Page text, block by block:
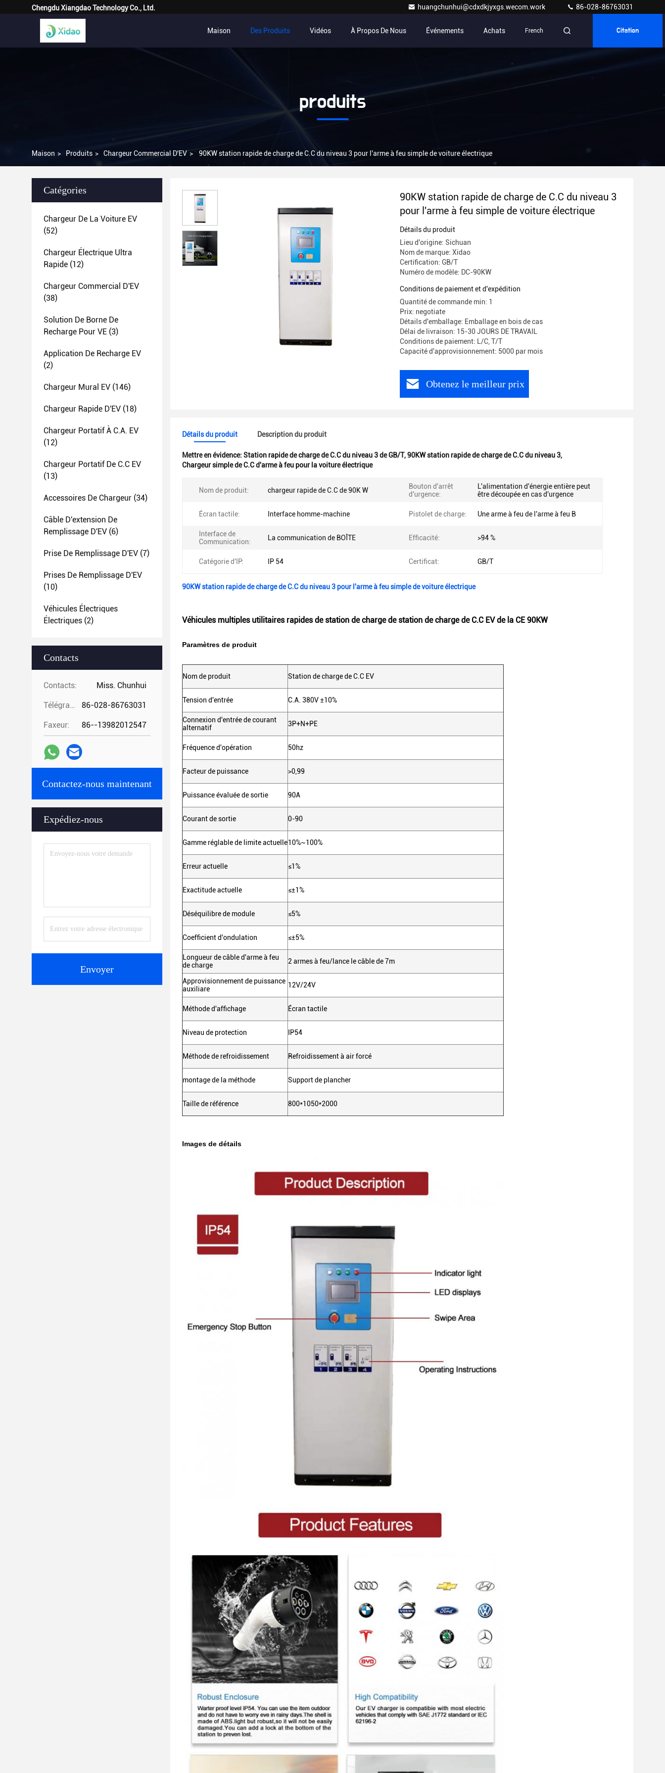
Chengdu Xiangdao Technology Co., Ltd. huangchunhui@cdxdkjyxgs.wecom.work 86-028-86763031
Maison Des Produits Vidéos À Propos De Nous Événements Achats French Citation
produits
Maison > Produits > Chargeur Commercial D'EV > 90KW station rapide de charge de C.C du niveau 3 pour l'arme à feu simple de voiture électrique
Catégories
Chargeur De La Voiture EV
(52)
Chargeur Électrique Ultra
Rapide (12)
Chargeur Commercial D'EV
(38)
Solution De Borne De
Recharge Pour VE (3)
Application De Recharge EV
(2)
Chargeur Mural EV (146)
Chargeur Rapide D'EV (18)
Chargeur Portatif À C.A. EV
(12)
Chargeur Portatif De C.C EV
(13)
Accessoires De Chargeur (34)
Câble D'extension De
Remplissage D'EV (6)
Prise De Remplissage D'EV (7)
Prises De Remplissage D'EV
(10)
Véhicules Électriques
Électriques (2)
Contacts
Contacts: Miss. Chunhui
Télégramme: 86-028-86763031
Faxeur: 86--13982012547
Contactez-nous maintenant
Expédiez-nous
Envoyer
90KW station rapide de charge de C.C du niveau 3
pour l'arme à feu simple de voiture électrique
Détails du produit
Lieu d'origine: Sichuan
Nom de marque: Xidao
Certification: GB/T
Numéro de modèle: DC-90KW
Conditions de paiement et d'expédition
Quantité de commande min: 1
Prix: negotiate
Détails d'emballage: Emballage en bois de cas
Délai de livraison: 15-30 JOURS DE TRAVAIL
Conditions de paiement: L/C, T/T
Capacité d'approvisionnement: 5000 par mois
Obtenez le meilleur prix
Détails du produit Description du produit
Mettre en évidence: Station rapide de charge de C.C du niveau 3 de GB/T,90KW station rapide de charge de C.C du niveau 3,
Chargeur simple de C.C d'arme à feu pour la voiture électrique
Nom de produit: chargeur rapide de C.C de 90K W
Bouton d'arrêt
d'urgence:
L'alimentation d'énergie entière peut
être découpée en cas d'urgence
Écran tactile: Interface homme-machine Pistolet de charge: Une arme à feu de l'arme à feu B
Interface de
Communication:
La communication de BOÎTE Efficacité: >94 %
Catégorie d'IP: IP 54 Certificat: GB/T
90KW station rapide de charge de C.C du niveau 3 pour l'arme à feu simple de voiture électrique
Véhicules multiples utilitaires rapides de station de charge de station de charge de C.C EV de la CE 90KW
Paramètres de produit
Nom de produit Station de charge de C.C EV
Tension d'entrée C.A. 380V ±10%
Connexion d'entrée de courant
alternatif
3P+N+PE
Fréquence d'opération 50hz
Facteur de puissance >0,99
Puissance évaluée de sortie 90A
Courant de sortie 0-90
Gamme réglable de limite actuelle10%~100%
Erreur actuelle ≤1%
Exactitude actuelle ≤±1%
Déséquilibre de module ≤5%
Coefficient d'ondulation ≤±5%
Longueur de câble d'arme à feu
de charge
2 armes à feu/lance le câble de 7m
Approvisionnement de puissance
auxiliare
12V/24V
Méthode d'affichage Écran tactile
Niveau de protection IP54
Méthode de refroidissement Refroidissement à air forcé
montage de la méthode Support de plancher
Taille de référence 800*1050*2000
Images de détails